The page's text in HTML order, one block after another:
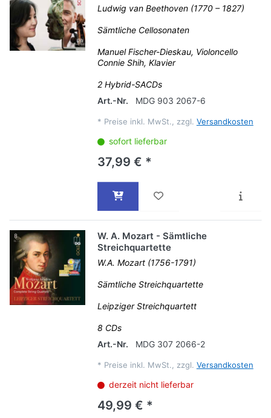
Ludwig van Beethoven (1770 – 1827)
Sämtliche Cellosonaten
Manuel Fischer-Dieskau, Violoncello
Connie Shih, Klavier
2 Hybrid-SACDs
Art.-Nr.
MDG 903 2067-6
* Preise inkl. MwSt., zzgl. Versandkosten
sofort lieferbar
37,99 € *
W. A. Mozart - Sämtliche
Streichquartette
W.A. Mozart (1756-1791)
Sämtliche Streichquartette
Leipziger Streichquartett
8 CDs
Art.-Nr.
MDG 307 2066-2
* Preise inkl. MwSt., zzgl. Versandkosten
derzeit nicht lieferbar
49,99 € *